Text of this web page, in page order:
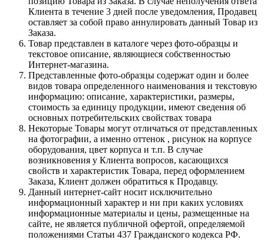
Клиента в течение 3 дней после уведомления, Продавец
оставляет за собой право аннулировать данный Товар из
Заказа.
Товар представлен в каталоге через фото-образцы и
текстовое описание, являющиеся собственностью
Интернет-магазина.
Представленные фото-образцы содержат один и более
видов товара определенного наименования и текстовую
информацию: описание, характеристики, размеры,
стоимость за единицу продукции, имеют сведения об
основных потребительских свойствах товара
Некоторые Товары могут отличаться от представленных
на фотографии, а именно оттенок , рисунок на корпусе
оборудования, цвет корпуса и т.п. В случае
возникновения у Клиента вопросов, касающихся
свойств и характеристик Товара, перед оформлением
Заказа, Клиент должен обратиться к Продавцу.
Данный интернет-сайт носит исключительно
информационный характер и ни при каких условиях
информационные материалы и цены, размещенные на
сайте, не является публичной офертой, определяемой
положениями Статьи 437 Гражданского кодекса РФ.